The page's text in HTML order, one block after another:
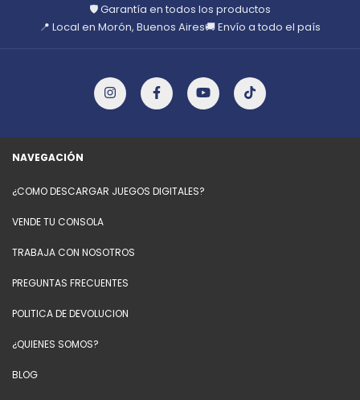
🛡️ Garantía en todos los productos
📍 Local en Morón, Buenos Aires🚚 Envío a todo el país
NAVEGACIÓN
¿COMO DESCARGAR JUEGOS DIGITALES?
VENDE TU CONSOLA
TRABAJA CON NOSOTROS
PREGUNTAS FRECUENTES
POLITICA DE DEVOLUCION
¿QUIENES SOMOS?
BLOG